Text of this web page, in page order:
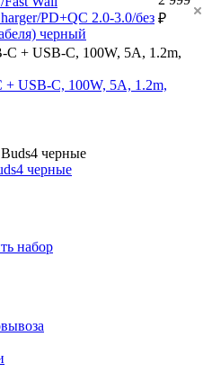
PD+QC 2.0-3.0/без
черный
₽
USB-C, 100W, 5A, 1.2m,
черные
набор